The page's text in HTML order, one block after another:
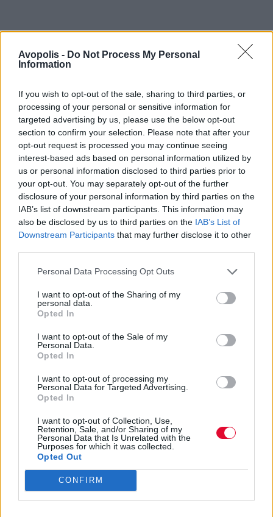
Avopolis - Do Not Process My Personal
Information
If you wish to opt-out of the sale, sharing to third parties, or
processing of your personal or sensitive information for
targeted advertising by us, please use the below opt-out
section to confirm your selection. Please note that after your
opt-out request is processed you may continue seeing
interest-based ads based on personal information utilized by
us or personal information disclosed to third parties prior to
your opt-out. You may separately opt-out of the further
disclosure of your personal information by third parties on the
IAB’s list of downstream participants. This information may
also be disclosed by us to third parties on the IAB’s List of
Downstream Participants that may further disclose it to other
Personal Data Processing Opt Outs
I want to opt-out of the Sharing of my
personal data.
Opted In
I want to opt-out of the Sale of my
Personal Data.
Opted In
I want to opt-out of processing my
Personal Data for Targeted Advertising.
Opted In
I want to opt-out of Collection, Use,
Retention, Sale, and/or Sharing of my
Personal Data that Is Unrelated with the
Purposes for which it was collected.
Opted Out
CONFIRM